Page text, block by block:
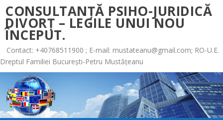
CONSULTANȚĂ PSIHO-JURIDICĂ
DIVORȚ – LEGILE UNUI NOU
ÎNCEPUT.
Contact: +40768511900 ; E-mail: mustateanu@gmail.com; RO-U.E.
Dreptul Familiei București-Petru Mustățeanu